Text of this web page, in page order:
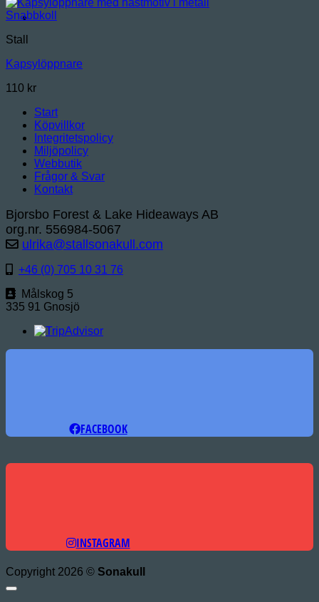
Snabbkoll
Stall
Kapsylöppnare
110 kr
Start
Köpvillkor
Integritetspolicy
Miljöpolicy
Webbutik
Frågor & Svar
Kontakt
Bjorsbo Forest & Lake Hideaways AB
org.nr. 556984-5067
ulrika@stallsonakull.com
+46 (0) 705 10 31 76
Målskog 5
335 91 Gnosjö
FACEBOOK
INSTAGRAM
Copyright 2026 © Sonakull